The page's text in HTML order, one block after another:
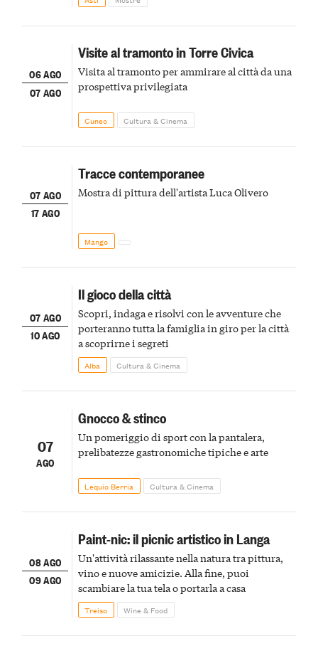
06 AGO
07 AGO
Visite al tramonto in Torre Civica
Visita al tramonto per ammirare al città da una
prospettiva privilegiata
Cuneo Cultura & Cinema
07 AGO
17 AGO
Tracce contemporanee
Mostra di pittura dell'artista Luca Olivero
Mango
07 AGO
10 AGO
Il gioco della città
Scopri, indaga e risolvi con le avventure che
porteranno tutta la famiglia in giro per la città
a scoprirne i segreti
Alba Cultura & Cinema
07
AGO
Gnocco & stinco
Un pomeriggio di sport con la pantalera,
prelibatezze gastronomiche tipiche e arte
Lequio Berria Cultura & Cinema
08 AGO
09 AGO
Paint-nic: il picnic artistico in Langa
Un'attività rilassante nella natura tra pittura,
vino e nuove amicizie. Alla fine, puoi
scambiare la tua tela o portarla a casa
Treiso Wine & Food